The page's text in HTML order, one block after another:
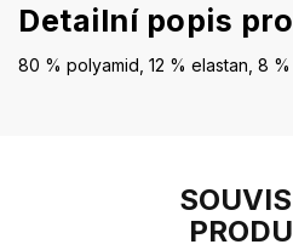
Detailní popis
80 % polyamid, 12 % elastan, 8